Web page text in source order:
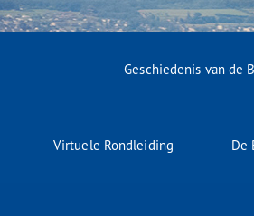
Geschiedenis van de
Virtuele Rondleiding De